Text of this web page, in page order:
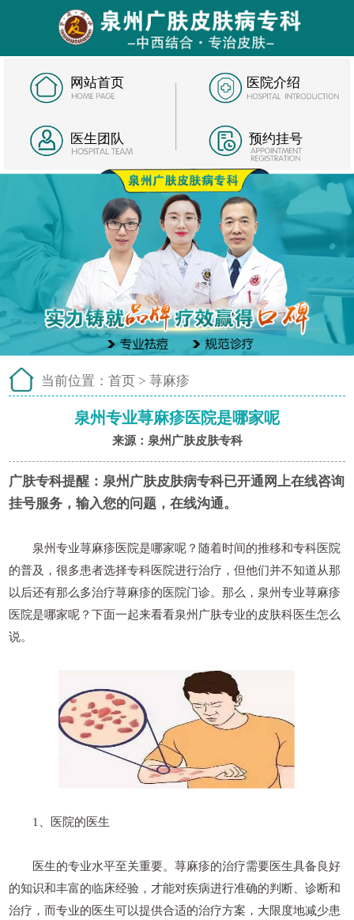
网站首页 医院介绍
医生团队 预约挂号
当前位置： 首页 > 荨麻疹
泉州专业荨麻疹医院是哪家呢
来源：泉州广肤皮肤专科
广肤专科提醒： 泉州广肤皮肤病专科已开通网上在线咨询
挂号服务，输入您的问题，在线沟通。
泉州专业荨麻疹医院是哪家呢？随着时间的推移和专科医院
的普及，很多患者选择专科医院进行治疗，但他们并不知道从那
以后还有那么多治疗荨麻疹的医院门诊。那么，泉州专业荨麻疹
医院是哪家呢？下面一起来看看泉州广肤专业的皮肤科医生怎么
说。
1、医院的医生
医生的专业水平至关重要。荨麻疹的治疗需要医生具备良好
的知识和丰富的临床经验，才能对疾病进行准确的判断、诊断和
治疗，而专业的医生可以提供合适的治疗方案，大限度地减少患